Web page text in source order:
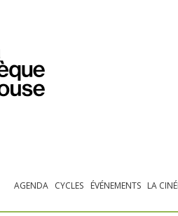
AGENDA CYCLES ÉVÉNEMENTS LA